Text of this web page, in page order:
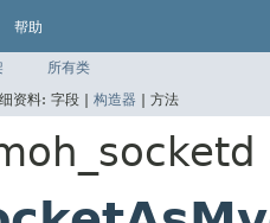
帮助
所有类
资料: 字段 | 构造器 | 方法